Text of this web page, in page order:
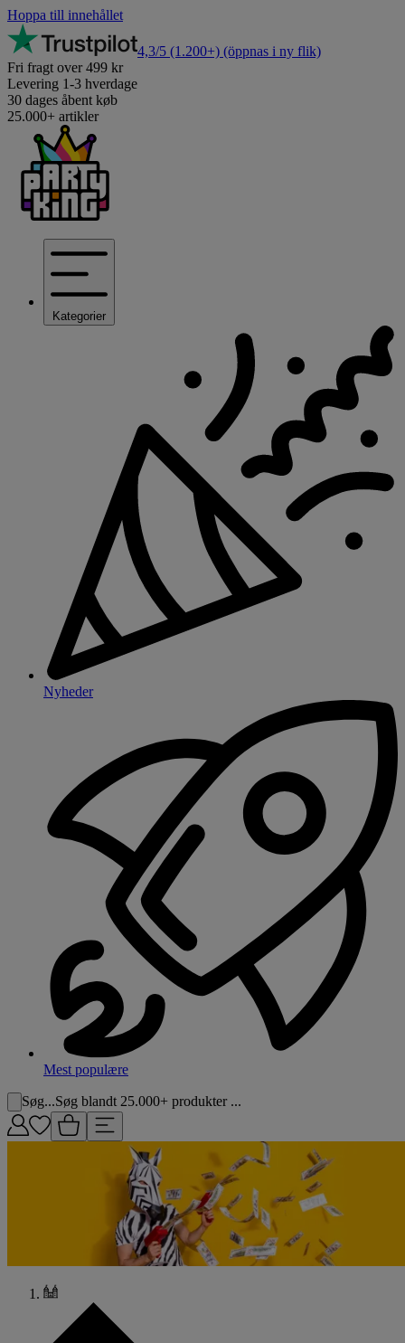
Hoppa till innehållet
4,3/5 (1.200+) (öppnas i ny flik)
Fri fragt over 499 kr
Levering 1-3 hverdage
30 dages åbent køb
25.000+ artikler
Kategorier
Nyheder
Mest populære
Søg...Søg blandt 25.000+ produkter ...